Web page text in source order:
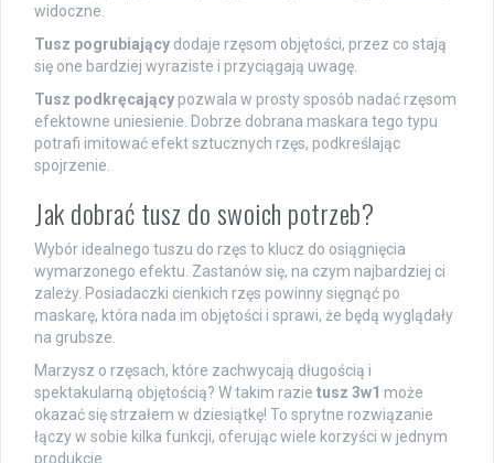
widoczne.
Tusz pogrubiający dodaje rzęsom objętości, przez co stają
się one bardziej wyraziste i przyciągają uwagę.
Tusz podkręcający pozwala w prosty sposób nadać rzęsom
efektowne uniesienie. Dobrze dobrana maskara tego typu
potrafi imitować efekt sztucznych rzęs, podkreślając
spojrzenie.
Jak dobrać tusz do swoich potrzeb?
Wybór idealnego tuszu do rzęs to klucz do osiągnięcia
wymarzonego efektu. Zastanów się, na czym najbardziej ci
zależy. Posiadaczki cienkich rzęs powinny sięgnąć po
maskarę, która nada im objętości i sprawi, że będą wyglądały
na grubsze.
Marzysz o rzęsach, które zachwycają długością i
spektakularną objętością? W takim razie tusz 3w1 może
okazać się strzałem w dziesiątkę! To sprytne rozwiązanie
łączy w sobie kilka funkcji, oferując wiele korzyści w jednym
produkcie.